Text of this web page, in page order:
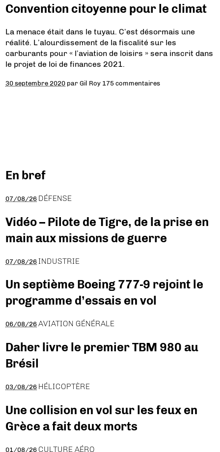
Convention citoyenne pour le climat
La menace était dans le tuyau. C’est désormais une
réalité. L’alourdissement de la fiscalité sur les
carburants pour « l’aviation de loisirs » sera inscrit dans
le projet de loi de finances 2021.
30 septembre 2020 parGil Roy 175 commentaires
En bref
07/08/26 DÉFENSE
Vidéo – Pilote de Tigre, de la prise en
main aux missions de guerre
07/08/26 INDUSTRIE
Un septième Boeing 777-9 rejoint le
programme d’essais en vol
06/08/26 AVIATION GÉNÉRALE
Daher livre le premier TBM 980 au
Brésil
03/08/26 HÉLICOPTÈRE
Une collision en vol sur les feux en
Grèce a fait deux morts
01/08/26 CULTURE AÉRO